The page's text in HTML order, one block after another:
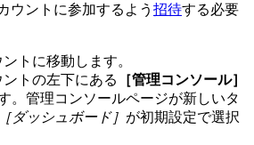
ウントに参加するよう 招待する必要
トに移動します。
トの左下にある
［管理コンソール］
。 管理コンソールページが新しいタ
［ダッシュボード］ が初期設定で選択